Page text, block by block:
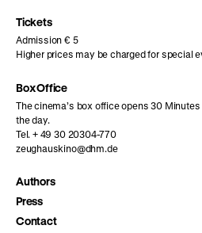
Tickets
Admission € 5
Higher prices may be charged for special
Box Office
The cinema’s box office opens 30
the day.
Tel. + 49 30 20304-770
zeughauskino@dhm.de
Authors
Press
Contact